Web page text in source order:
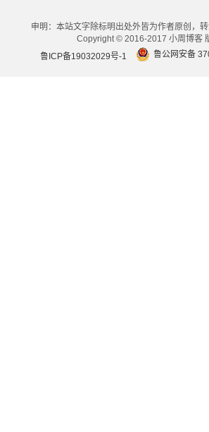
申明：本站文字除标明出处外皆为作者原创，转
Copyright © 2016-2017 小周博客
鲁ICP备19032029号-1
鲁公网安备